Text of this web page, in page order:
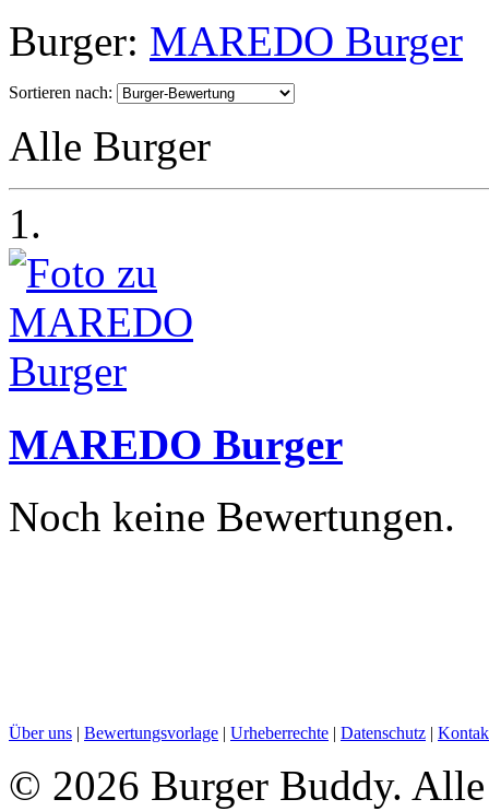
Burger: MAREDO Burger
Sortieren nach:
Alle Burger
1.
MAREDO Burger
Noch keine Bewertungen.
Über uns | Bewertungsvorlage | Urheberrechte | Datenschutz |
© 2026 Burger Buddy.